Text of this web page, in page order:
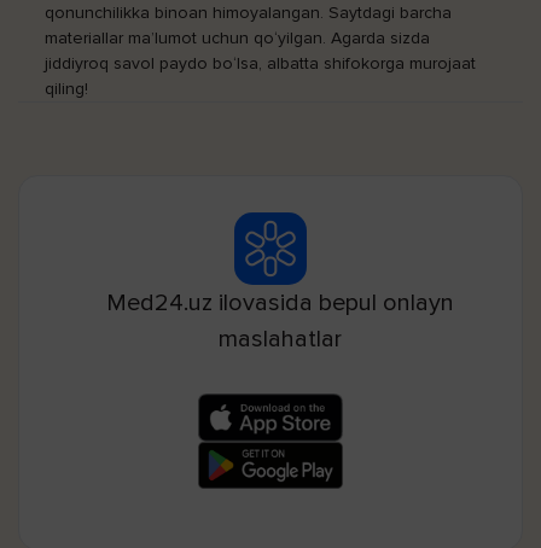
qonunchilikka binoan himoyalangan. Saytdagi barcha
materiallar ma’lumot uchun qo‘yilgan. Agarda sizda
jiddiyroq savol paydo bo‘lsa, albatta shifokorga murojaat
qiling!
Med24.uz ilovasida bepul onlayn
maslahatlar